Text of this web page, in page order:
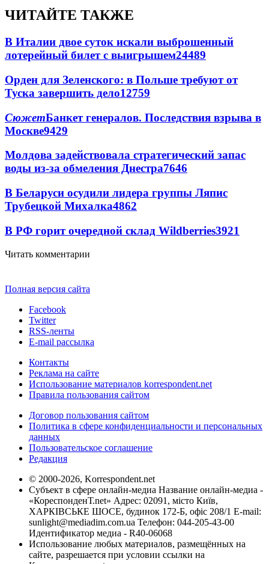
ЧИТАЙТЕ ТАКЖЕ
В Италии двое суток искали выброшенный
лотерейный билет с выигрышем24489
Орден для Зеленского: в Польше требуют от
Туска завершить дело12759
СюжетБанкет генералов. Последствия взрыва в
Москве9429
Молдова задействовала стратегический запас
воды из-за обмеления Днестра7646
В Беларуси осудили лидера группы Ляпис
Трубецкой Михалка4862
В РФ горит очередной склад Wildberries3921
Читать комментарии
Полная версия сайта
Facebook
Twitter
RSS-ленты
E-mail рассылка
Контакты
Реклама на сайте
Использование материалов korrespondent.net
Правила пользования сайтом
Договор пользования сайтом
Политика в сфере конфиденциальности и персональных
данных
Пользовательское соглашение
Редакция
© 2000-2026, Korrespondent.net
Субъект в сфере онлайн-медиа Название онлайн-медиа -
«КореспонденТ.net» Адрес: 02091, місто Київ,
ХАРКІВСЬКЕ ШОСЕ, будинок 172-Б, офіс 208/1 E-mail:
sunlight@mediadim.com.ua Телефон: 044-205-43-00
Идентификатор медиа - R40-06068
Использование любых материалов, размещённых на
сайте, разрешается при условии ссылки на